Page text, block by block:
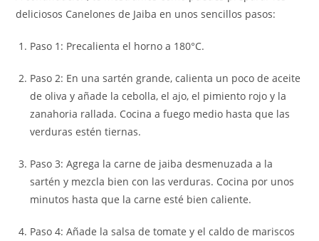
deliciosos Canelones de Jaiba en unos sencillos pasos:
Paso 1: Precalienta el horno a 180°C.
Paso 2: En una sartén grande, calienta un poco de aceite
de oliva y añade la cebolla, el ajo, el pimiento rojo y la
zanahoria rallada. Cocina a fuego medio hasta que las
verduras estén tiernas.
Paso 3: Agrega la carne de jaiba desmenuzada a la
sartén y mezcla bien con las verduras. Cocina por unos
minutos hasta que la carne esté bien caliente.
Paso 4: Añade la salsa de tomate y el caldo de mariscos